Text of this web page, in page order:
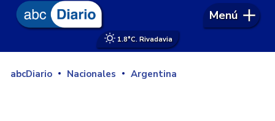
1.8°C. Rivadavia
Menú
abcDiario Nacionales Argentina